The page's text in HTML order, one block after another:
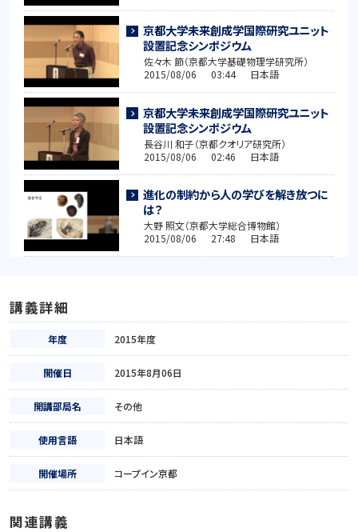
京都大学未来創成学国際研究ユニット
設置記念シンポジウム
佐々木 節（京都大学基礎物理学研究所）
2015/08/06 03:44 日本語
京都大学未来創成学国際研究ユニット
設置記念シンポジウム
長谷川 和子（京都クオリア研究所）
2015/08/06 02:46 日本語
進化の制約から人の学びを解き放つに
は？
大野 照文（京都大学総合博物館）
2015/08/06 27:48 日本語
講義詳細
年度 2015年度
開催日 2015年8月06日
開講部局名 その他
使用言語 日本語
開催場所 コープイン京都
関連講義